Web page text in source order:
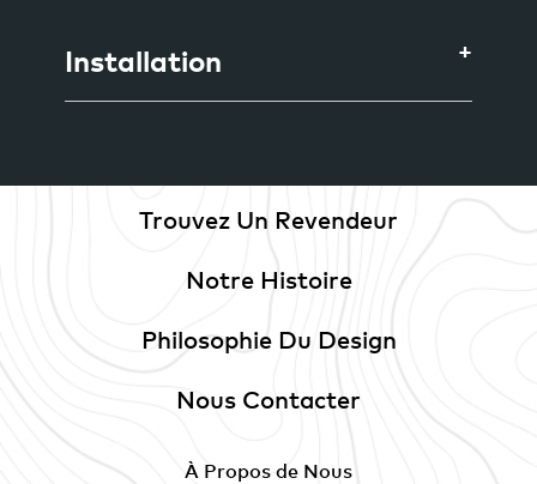
Installation
Trouvez Un Revendeur
Notre Histoire
Philosophie Du Design
Nous Contacter
À Propos de Nous